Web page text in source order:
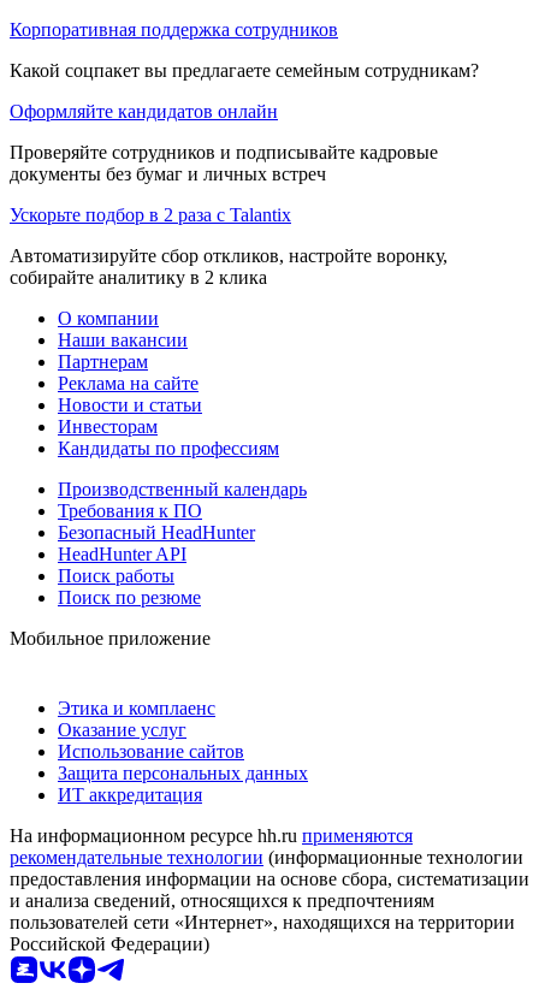
Корпоративная поддержка сотрудников
Какой соцпакет вы предлагаете семейным сотрудникам?
Оформляйте кандидатов онлайн
Проверяйте сотрудников и подписывайте кадровые
документы без бумаг и личных встреч
Ускорьте подбор в 2 раза с Talantix
Автоматизируйте сбор откликов, настройте воронку,
собирайте аналитику в 2 клика
О компании
Наши вакансии
Партнерам
Реклама на сайте
Новости и статьи
Инвесторам
Кандидаты по профессиям
Производственный календарь
Требования к ПО
Безопасный HeadHunter
HeadHunter API
Поиск работы
Поиск по резюме
Мобильное приложение
Этика и комплаенс
Оказание услуг
Использование сайтов
Защита персональных данных
ИТ аккредитация
На информационном ресурсе hh.ru применяются
рекомендательные технологии (информационные технологии
предоставления информации на основе сбора, систематизации
и анализа сведений, относящихся к предпочтениям
пользователей сети «Интернет», находящихся на территории
Российской Федерации)